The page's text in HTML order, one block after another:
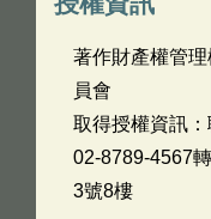
著作財產權管
員會
取得授權資訊：
02-8789-4567
3號8樓